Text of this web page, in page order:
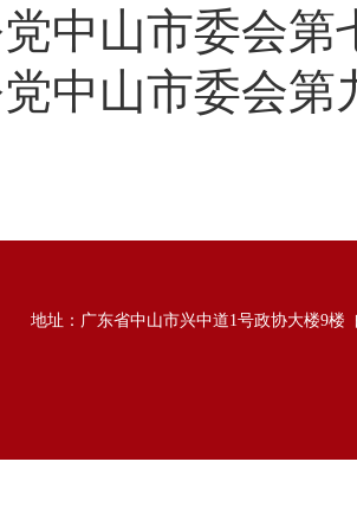
中山市委会第
地址：广东省中山市兴中道1号政协大楼9楼